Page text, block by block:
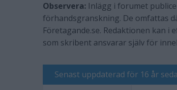
Observera: Inlägg i forumet
förhandsgranskning. De omfattas
Företagande.se. Redaktionen kan
som skribent ansvarar själv för
Senast uppdaterad för 16 år